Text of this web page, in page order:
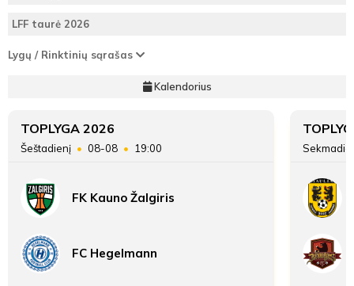
20
Įvarčių
ATSARGINIAI ŽAIDĖJAI
LFF taurė 2026
Lygų / Rinktinių sąrašas
Kalendorius
TOPLYGA 2026
Šeštadienį 08-08 19:00
FK Kauno Žalgiris
FC Hegelmann